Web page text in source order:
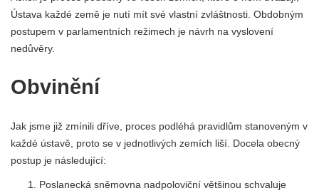
Ústava každé země je nutí mít své vlastní zvláštnosti. Obdobným
postupem v parlamentních režimech je návrh na vyslovení
nedůvěry.
Obvinění
Jak jsme již zmínili dříve, proces podléhá pravidlům stanoveným v
každé ústavě, proto se v jednotlivých zemích liší. Docela obecný
postup je následující:
Poslanecká sněmovna nadpoloviční většinou schvaluje